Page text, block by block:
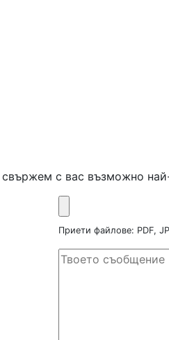
свържем с вас възможно
Приети файлове: PDF,